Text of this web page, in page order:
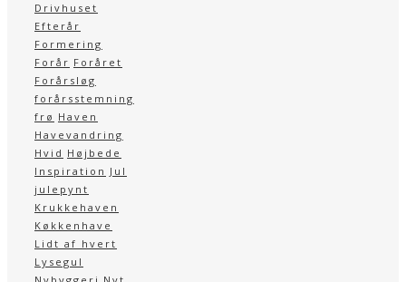
Drivhuset
Efterår
Formering
Forår Foråret
Forårsløg
forårsstemning
frø Haven
Havevandring
Hvid Højbede
Inspiration Jul
julepynt
Krukkehaven
Køkkenhave
Lidt af hvert
Lysegul